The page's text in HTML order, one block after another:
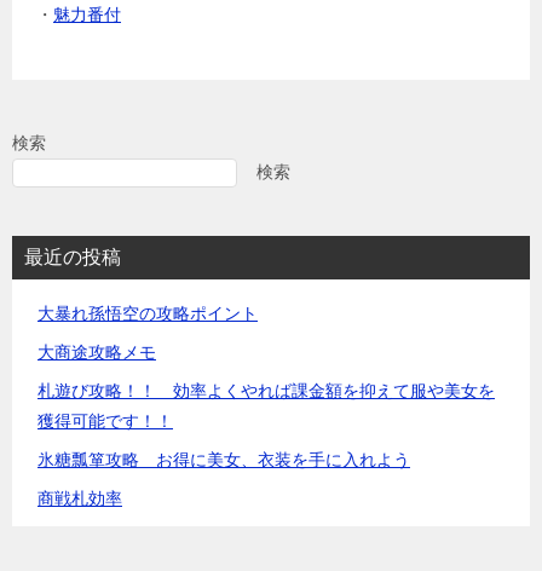
・ 魅力番付
検索
検索
最近の投稿
大暴れ孫悟空の攻略ポイント
大商途攻略メモ
札遊び攻略！！ 効率よくやれば課金額を抑えて服や美女を
獲得可能です！！
氷糖瓢箪攻略 お得に美女、衣装を手に入れよう
商戦札効率